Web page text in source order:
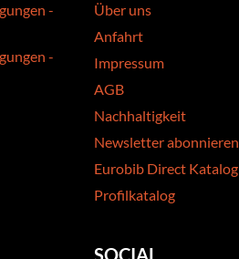
-
-
Über uns
Anfahrt
Impressum
AGB
Nachhaltigkeit
Newsletter abonnieren
Eurobib Direct Katalog
Profilkatalog